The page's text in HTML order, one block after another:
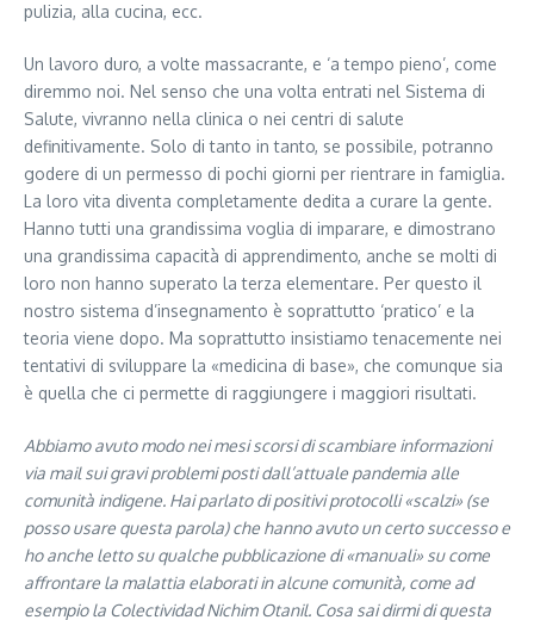
pulizia, alla cucina, ecc.
Un lavoro duro, a volte massacrante, e ‘a tempo pieno’, come
diremmo noi. Nel senso che una volta entrati nel Sistema di
Salute, vivranno nella clinica o nei centri di salute
definitivamente. Solo di tanto in tanto, se possibile, potranno
godere di un permesso di pochi giorni per rientrare in famiglia.
La loro vita diventa completamente dedita a curare la gente.
Hanno tutti una grandissima voglia di imparare, e dimostrano
una grandissima capacità di apprendimento, anche se molti di
loro non hanno superato la terza elementare. Per questo il
nostro sistema d’insegnamento è soprattutto ‘pratico’ e la
teoria viene dopo. Ma soprattutto insistiamo tenacemente nei
tentativi di sviluppare la «medicina di base», che comunque sia
è quella che ci permette di raggiungere i maggiori risultati.
Abbiamo avuto modo nei mesi scorsi di scambiare informazioni
via mail sui gravi problemi posti dall’attuale pandemia alle
comunità indigene. Hai parlato di positivi protocolli «scalzi» (se
posso usare questa parola) che hanno avuto un certo successo e
ho anche letto su qualche pubblicazione di «manuali» su come
affrontare la malattia elaborati in alcune comunità, come ad
esempio la Colectividad Nichim Otanil. Cosa sai dirmi di questa